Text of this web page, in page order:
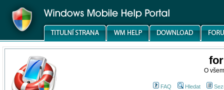
O
FAQ Hledat